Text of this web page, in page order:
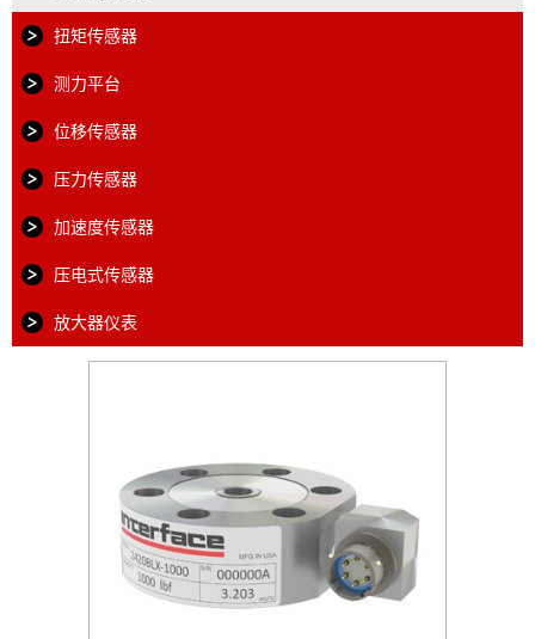
扭矩传感器
测力平台
位移传感器
压力传感器
加速度传感器
压电式传感器
放大器仪表